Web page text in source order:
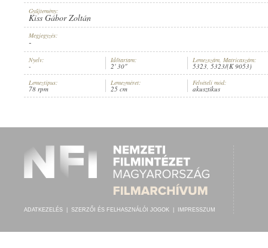
ELŐADÓ: KAPELLE DER EISENBAHNER
LEMEZSZÁM:
Gyűjtemény:
Kiss Gábor Zoltán
Megjegyzés:
-
Nyelv:
-
Időtartam:
2' 30"
Lemezszám, Matricaszám:
5323, 5323/(K 9053)
Lemeztípus:
78 rpm
Lemezméret:
25 cm
Felvételi mód:
akusztikus
ADATKEZELÉS SZERZŐI ÉS FELHASZNÁLÓI JOGOK IMPRESSZUM